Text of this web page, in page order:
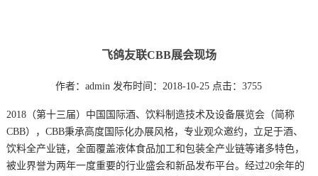
飞鸽友联CBB展会现场
作者：admin 发布时间：2018-10-25 点击：3755
2018（第十三届）中国国际酒、饮料制造技术及设备展览会（简称
CBB），CBB秉承高度国际化办展风格，专业观众邀约，立足于酒、
饮料全产业链，全面覆盖液体食品加工和包装全产业链等诸多特色，
被业界誉为两年一度重要的行业盛会和新品发布平台。经过20余年的